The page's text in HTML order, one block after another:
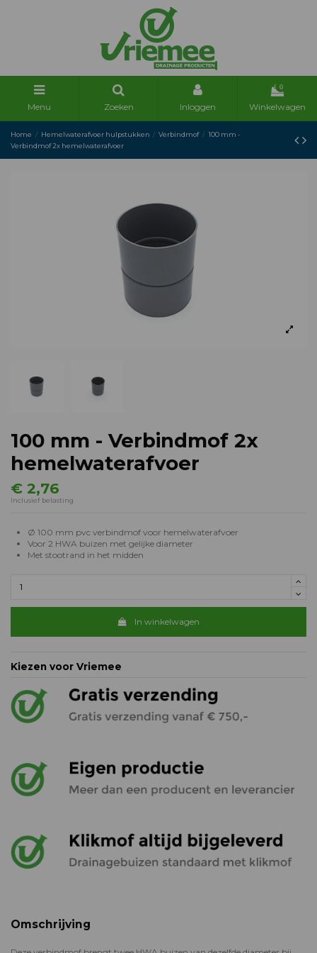
Menu Zoeken Inloggen
0
Winkelwagen
Home Hemelwaterafvoer hulpstukken Verbindmof
100 mm -
Verbindmof 2x hemelwaterafvoer
100 mm - Verbindmof 2x
hemelwaterafvoer
€ 2,76
Inclusief belasting
Ø 100 mm pvc verbindmof voor hemelwaterafvoer
Voor 2 HWA buizen met gelijke diameter
Met stootrand in het midden
In winkelwagen
Kiezen voor Vriemee
Omschrijving